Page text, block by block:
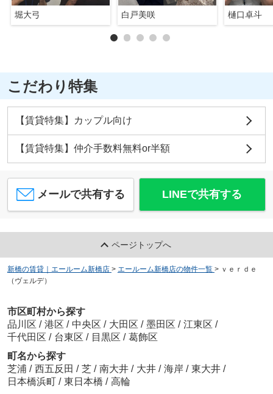
堀大弓 白戸美咲 樋口卓斗
こだわり特集
【賃貸特集】カップル向け
【賃貸特集】仲介手数料無料or半額
メールで共有する LINEで共有する
ページトップへ
新橋の賃貸｜エールーム新橋店 > エールーム新橋店の物件一覧 > ｖｅｒｄｅ
（ヴェルデ）
市区町村から探す
品川区 / 港区 / 中央区 / 大田区 / 墨田区 / 江東区 /
千代田区 / 台東区 / 目黒区 / 葛飾区
町名から探す
芝浦 / 西五反田 / 芝 / 南大井 / 大井 / 海岸 / 東大井 /
日本橋浜町 / 東日本橋 / 高輪